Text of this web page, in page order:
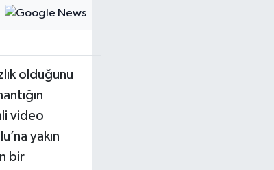
olduğunu
video
yakın
bir